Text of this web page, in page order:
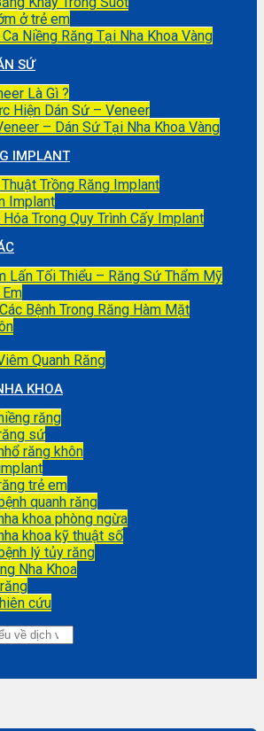
ở trẻ em
Niềng Răng Tại Nha Khoa Vàng
SỨ
Là Gì ?
Hiện Dán Sứ – Veneer
– Dán Sứ Tại Nha Khoa Vàng
IMPLANT
Trồng Răng Implant
Implant
Trong Quy Trình Cấy Implant
Lấn Tối Thiểu – Răng Sứ Thẩm Mỹ
Bệnh Trong Răng Hàm Mặt
Quanh Răng
KHOA
răng
sứ
răng khôn
trẻ em
quanh răng
khoa phòng ngừa
khoa kỹ thuật số
lý tủy răng
Nha Khoa
cứu